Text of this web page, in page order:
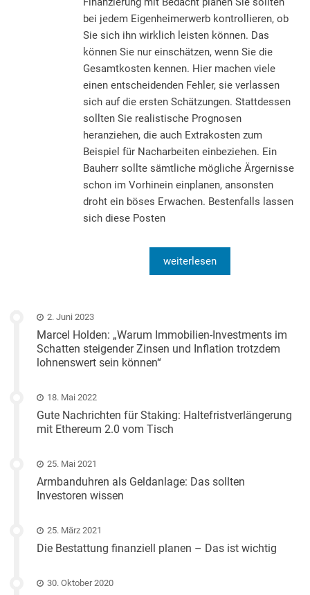
bei jedem Eigenheimerwerb kontrollieren, ob
Sie sich ihn wirklich leisten können. Das
können Sie nur einschätzen, wenn Sie die
Gesamtkosten kennen. Hier machen viele
einen entscheidenden Fehler, sie verlassen
sich auf die ersten Schätzungen. Stattdessen
sollten Sie realistische Prognosen
heranziehen, die auch Extrakosten zum
Beispiel für Nacharbeiten einbeziehen. Ein
Bauherr sollte sämtliche mögliche Ärgernisse
schon im Vorhinein einplanen, ansonsten
droht ein böses Erwachen. Bestenfalls lassen
sich diese Posten
weiterlesen
2. Juni 2023
Marcel Holden: „Warum Immobilien-Investments im
Schatten steigender Zinsen und Inflation trotzdem
lohnenswert sein können“
18. Mai 2022
Gute Nachrichten für Staking: Haltefristverlängerung
mit Ethereum 2.0 vom Tisch
25. Mai 2021
Armbanduhren als Geldanlage: Das sollten
Investoren wissen
25. März 2021
Die Bestattung finanziell planen – Das ist wichtig
30. Oktober 2020